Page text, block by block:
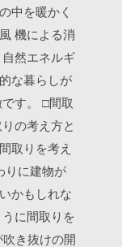
中を暖かく
機による消
自然エネルギ
な暮らしが
す。
□間取
の考え方と
取りを考え
りに建物が
かもしれな
に間取りを
吹き抜けの開